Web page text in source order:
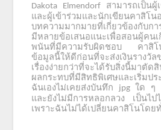
Dakota Elmendorf สามารถเป็น
และผู้เข้าร่วมและนักเขียนคาสิโน
บทความมากมายที่เกี่ยวข้องกับก
มีหลายข้อเสนอแนะเพื่อสอนผู้คนเ
พนันที่มีความรับผิดชอบ
คาสิ
ข้อมูลนี้ให้ดีก่อนที่จะส่งเงินรางวั
เรื่องง่ายกว่าที่จะได้รับสิ่งนี้มาตั
ผลกระทบที่มีสิทธิพิเศษและเริ่มปร
ฉันเองไม่เคยส่งบันทึก jpg ใด ๆ
และยังไม่มีการหลอกลวง
เป็นไป
เพราะฉันไม่ได้เปลี่ยนคาสิโนโดย